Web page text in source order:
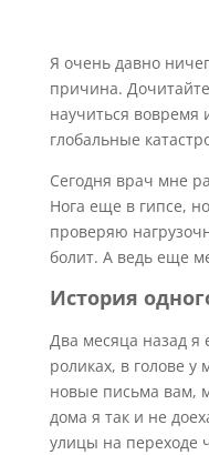
Я очень давно
причина.
научиться вовремя
глобальные
Сегодня врач мне
Нога еще в гипсе,
проверяю
болит. А ведь еще
История
Два месяца назад я
роликах, в голове
новые письма вам,
дома я так и не
улицы на переходе